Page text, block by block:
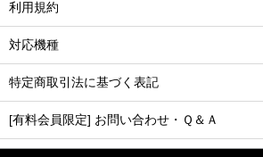
利用規約
対応機種
特定商取引法に基づく表記
[有料会員限定] お問い合わせ・Ｑ＆Ａ